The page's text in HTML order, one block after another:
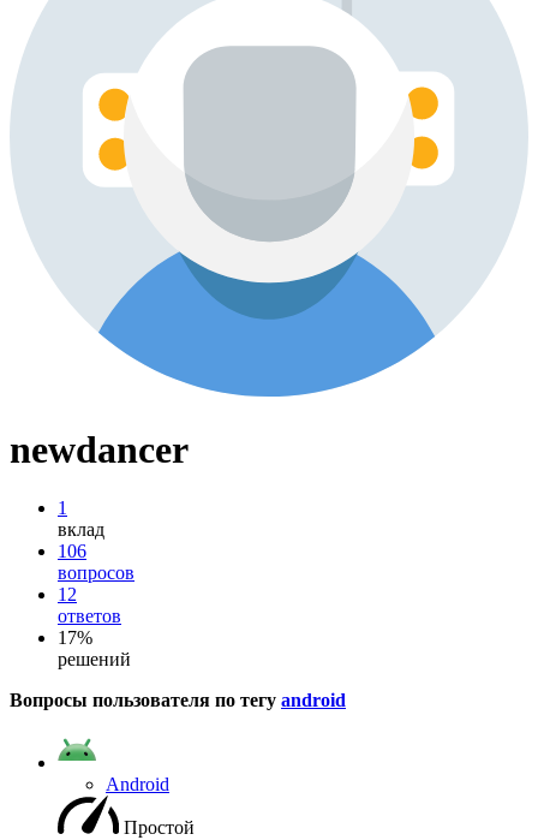
newdancer
1
вклад
106
вопросов
12
ответов
17%
решений
Вопросы пользователя по тегу android
Android
Простой